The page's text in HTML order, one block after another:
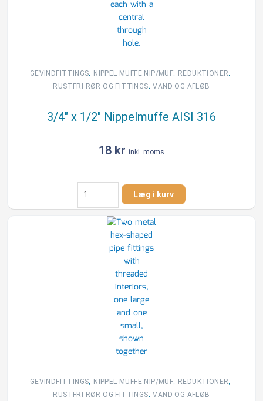
GEVINDFITTINGS, NIPPEL MUFFE NIP/MUF, REDUKTIONER,
RUSTFRI RØR OG FITTINGS,VAND OG AFLØB
3/4″ x 1/2″ Nippelmuffe AISI 316
18 kr inkl. moms
3/4"
1/2"
Nippelmuffe
Læg i kurv
GEVINDFITTINGS, NIPPEL MUFFE NIP/MUF, REDUKTIONER,
RUSTFRI RØR OG FITTINGS,VAND OG AFLØB